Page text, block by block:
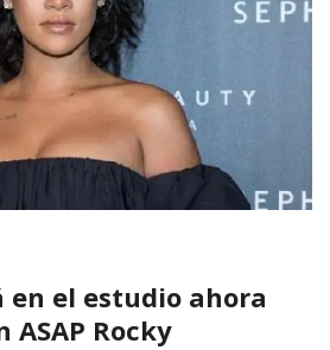
en el estudio ahora
ASAP Rocky